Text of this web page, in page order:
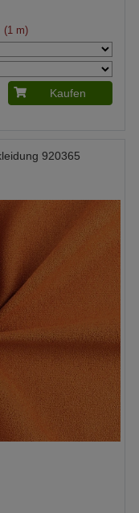
m)
Kaufen
920365